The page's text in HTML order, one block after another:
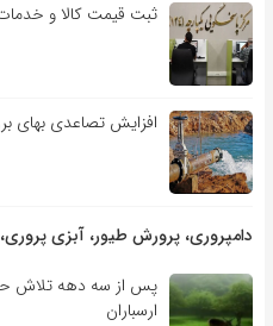
ثبت قیمت کالا و خدمات در
افزایش تصاعدی بهای
دامپروری، پرورش طیور، آبزی پروری،
پس از سه دهه تلاش
ارسباران